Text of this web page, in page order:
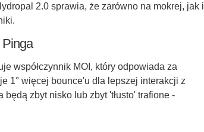
2.0 sprawia, że zarówno na mokrej, jak i
współczynnik MOI, który odpowiada za
1° więcej bounce'u dla lepszej interakcji z
zbyt nisko lub zbyt 'tłusto' trafione -